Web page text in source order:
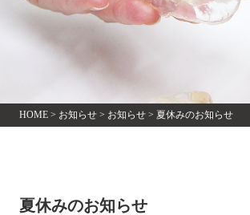
HOME> お知らせ> お知らせ> 夏休みのお知らせ
夏休みのお知らせ